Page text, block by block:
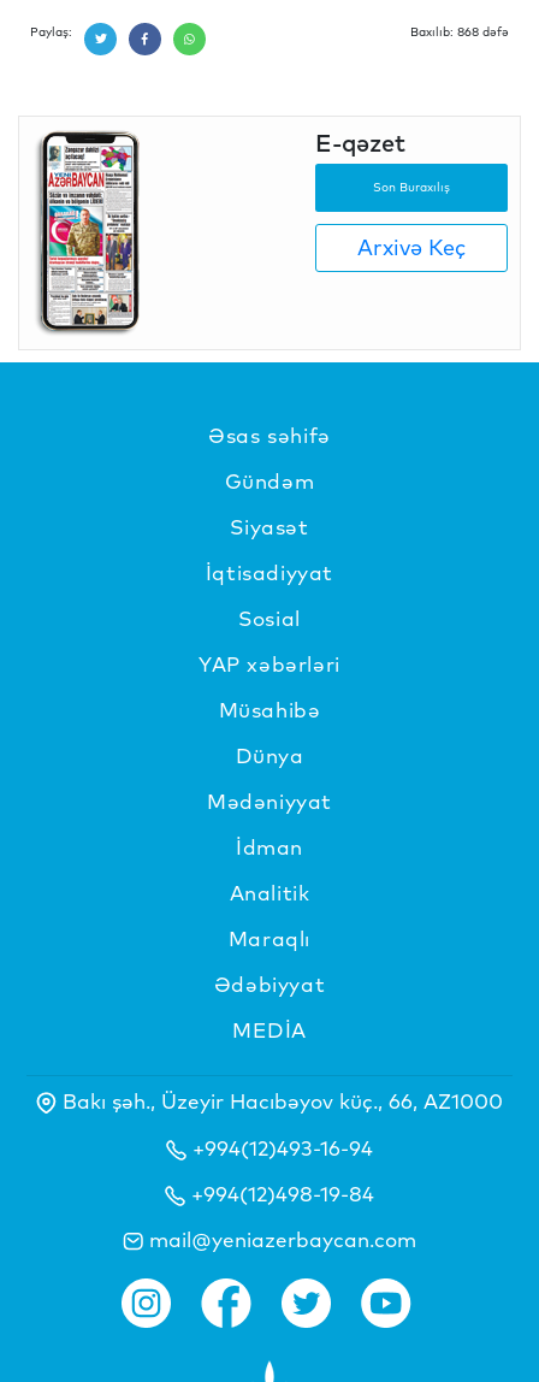
Paylaş: Baxılıb: 868 dəfə
E-qəzet
Son Buraxılış
Arxivə Keç
Əsas səhifə
Gündəm
Siyasət
İqtisadiyyat
Sosial
YAP xəbərləri
Müsahibə
Dünya
Mədəniyyat
İdman
Analitik
Maraqlı
Ədəbiyyat
MEDİA
Bakı şəh., Üzeyir Hacıbəyov küç., 66, AZ1000
+994(12)493-16-94
+994(12)498-19-84
mail@yeniazerbaycan.com